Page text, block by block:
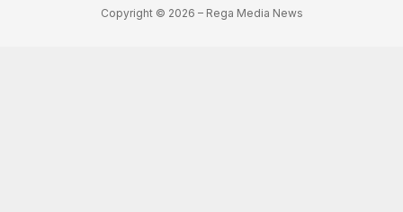
Copyright © 2026 – Rega Media News